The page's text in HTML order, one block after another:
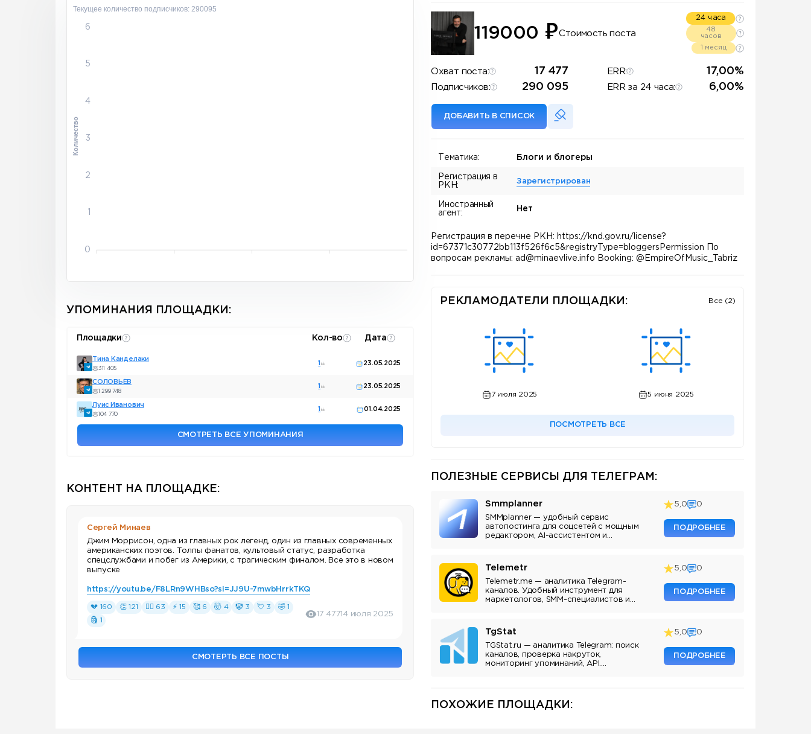
Текущее количество подписчиков: 290095
6
5
4
3
2
0
Количество
УПОМИНАНИЯ ПЛОЩАДКИ:
Площадки Кол-во Дата
Тина Канделаки
311 405
1 23.05.2025
СОЛОВЬЁВ
1 299 748
1 23.05.2025
Луис Иванович
104 770
1 01.04.2025
СМОТРЕТЬ ВСЕ УПОМИНАНИЯ
КОНТЕНТ НА ПЛОЩАДКЕ:
Сергей Минаев
Джим Моррисон, одна из главных рок легенд, один из главных современных
американских поэтов. Толпы фанатов, культовый статус, разработка
спецслужбами и побег из Америки, с трагическим финалом. Все это в новом
выпуске
https://youtu.be/F8LRn9WHBso?si=JJ9U-7mwbHrrkTKQ
💔 160 👏 121 ❤‍🔥 63 ⚡ 15 🥰 6 🤯 4 🤡 3 💘 3
🤣 1
🗿 1
17 47714 июля 2025
СМОТЕРТЬ ВСЕ ПОСТЫ
119000 ₽Стоимость поста
24 часа
48
часов
1 месяц
Охват поста: 17 477 ERR: 17,00%
Подписчиков: 290 095 ERR за 24 часа: 6,00%
ДОБАВИТЬ В СПИСОК
Тематика: Блоги и блогеры
Регистрация в
РКН:
Зарегистрирован
Иностранный
агент:
Нет
Регистрация в перечне РКН: https://knd.gov.ru/license?
id=67371c30772bb113f526f6c5&registryType=bloggersPermission По
вопросам рекламы: ad@minaevlive.info Booking: @EmpireOfMusic_Tabriz
РЕКЛАМОДАТЕЛИ ПЛОЩАДКИ: Все (2)
7 июля 2025 5 июня 2025
ПОСМОТРЕТЬ ВСЕ
ПОЛЕЗНЫЕ СЕРВИСЫ ДЛЯ ТЕЛЕГРАМ:
Smmplanner
SMMplanner — удобный сервис
автопостинга для соцсетей с мощным
редактором, AI-ассистентом и
5,0 0
ПОДРОБНЕЕ
Telemetr
Telemetr.me — аналитика Telegram-
каналов. Удобный инструмент для
маркетологов, SMM-специалистов и
5,0 0
ПОДРОБНЕЕ
TgStat
TGStat.ru — аналитика Telegram: поиск
каналов, проверка накруток,
мониторинг упоминаний, API.
5,0 0
ПОДРОБНЕЕ
ПОХОЖИЕ ПЛОЩАДКИ: